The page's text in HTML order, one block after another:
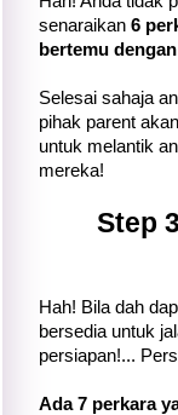
senaraikan 6
bertemu
Selesai sahaja
pihak parent
untuk melantik
mereka!
Step
Hah! Bila dah
bersedia untuk
persiapan!...
Ada 7 perkara